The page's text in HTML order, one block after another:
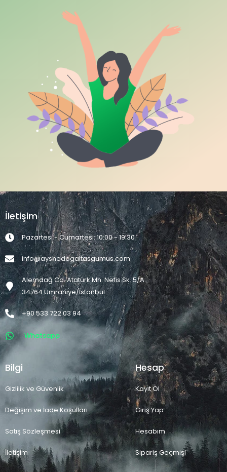
İletişim
Pazartesi - Cumartesi: 10:00 - 19:30
info@ayshedogaltasgumus.com
Alemdağ Cd. Atatürk Mh. Nefis Sk. 5/A
34764 Ümraniye/İstanbul
+90 533 722 03 94
Whatsapp
Bilgi
Gizlilik ve Güvenlik
Değişim ve İade Koşulları
Satış Sözleşmesi
İletişim
Hesap
Kayıt Ol
Giriş Yap
Hesabım
Sipariş Geçmişi